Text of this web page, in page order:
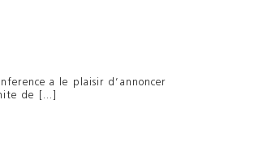
a le plaisir d’annoncer
de [...]